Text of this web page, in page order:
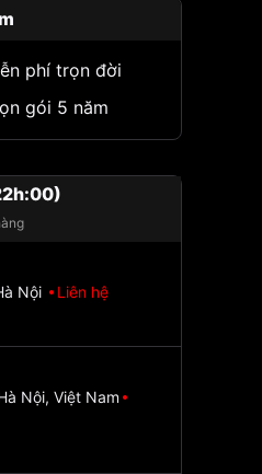
phí trọn đời
gói 5 năm
Nội
Liên hệ
Nội, Việt Nam